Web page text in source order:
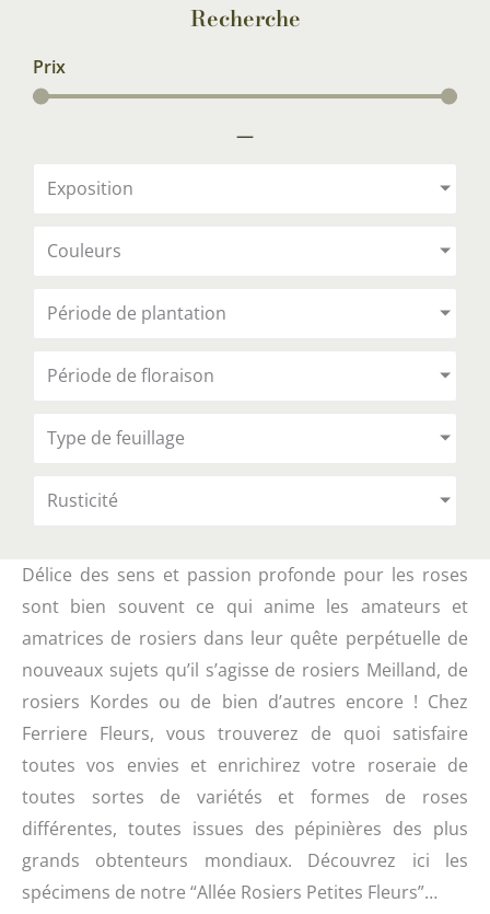
Recherche
Prix
—
Exposition
Couleurs
Période de plantation
Période de floraison
Type de feuillage
Rusticité
Délice des sens et passion profonde pour les roses
sont bien souvent ce qui anime les amateurs et
amatrices de rosiers dans leur quête perpétuelle de
nouveaux sujets qu’il s’agisse de rosiers Meilland, de
rosiers Kordes ou de bien d’autres encore ! Chez
Ferriere Fleurs, vous trouverez de quoi satisfaire
toutes vos envies et enrichirez votre roseraie de
toutes sortes de variétés et formes de roses
différentes, toutes issues des pépinières des plus
grands obtenteurs mondiaux. Découvrez ici les
spécimens de notre “Allée Rosiers Petites Fleurs”…